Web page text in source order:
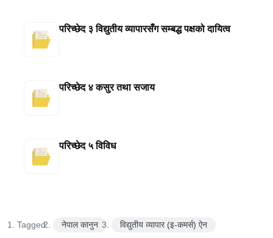
परिच्छेद ३ विद्युतीय व्यापारसँग सम्बद्ध पक्षको दायित्व
परिच्छेद ४ कसुर तथा सजाय
परिच्छेद ५ विविध
Tagged: नेपाल कानुन विद्युतीय व्यापार (इ-कमर्स) ऐन